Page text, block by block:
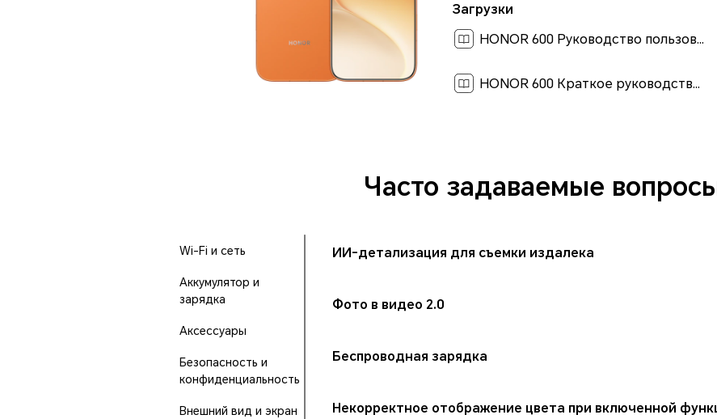
Загрузки
HONOR 600 Руководство пользователя-(MagicOS 10_01,ru)[ 1.4M ]
HONOR 600 Краткое руководство пользователя-(Magic OS 10.0_01,VKJ-NX9,ru)[ 0.5M ]
Часто задаваемые
Wi-Fi и сеть
Аккумулятор и
зарядка
Аксессуары
Безопасность и
конфиденциальность
Внешний вид и экран
ИИ-детализация для съемки издалека
Фото в видео 2.0
Беспроводная зарядка
Некорректное отображение цвета при включенной